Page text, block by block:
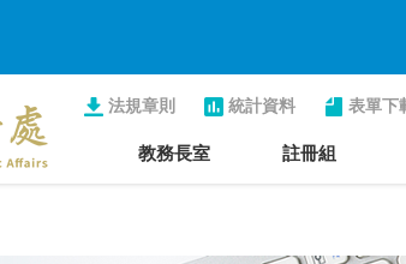
法規章則 統計資料 表單下
教務長室 註冊組